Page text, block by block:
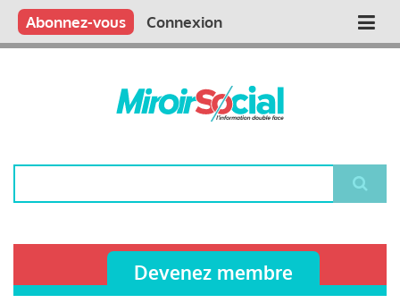
Aller
contenu
Main
Qui sommes nous ?
Vous publiez
Nous publions
Contactez-nous
Abonnez-vous Connexion
Devenez membre